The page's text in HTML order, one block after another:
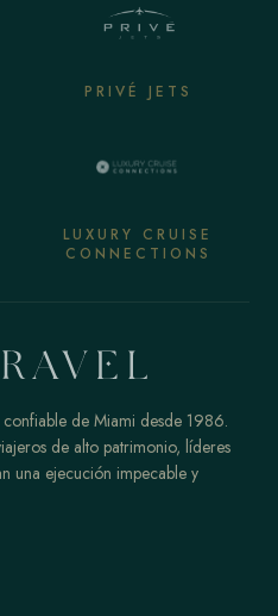
PRIVÉ JETS
LUXURY CRUISE
CONNECTIONS
de Miami desde 1986.
de alto patrimonio, líderes
una ejecución impecable y